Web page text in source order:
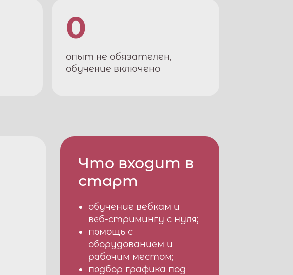
0
опыт не обязателен,
обучение включено
Что входит в
старт
обучение вебкам и
веб-стримингу с нуля;
помощь с
оборудованием и
рабочим местом;
подбор графика под